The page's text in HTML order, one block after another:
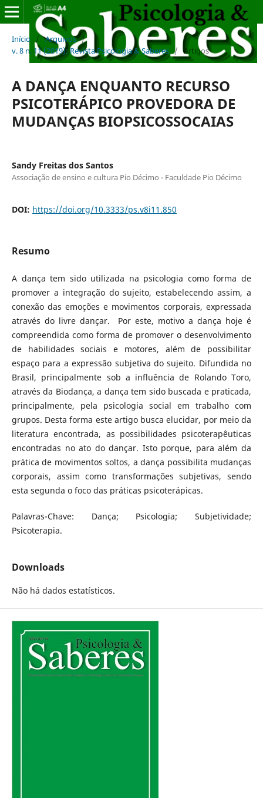
Início / Arquivos /
v. 8 n. 11 (2019): Revista Psicologia & Saberes / Artigos
A DANÇA ENQUANTO RECURSO
PSICOTERÁPICO PROVEDORA DE
MUDANÇAS BIOPSICOSSOCAIAS
Sandy Freitas dos Santos
Associação de ensino e cultura Pio Décimo - Faculdade Pio Décimo
DOI: https://doi.org/10.3333/ps.v8i11.850
Resumo
A dança tem sido utilizada na psicologia como forma de
promover a integração do sujeito, estabelecendo assim, a
conexão das emoções e movimentos corporais, expressada
através do livre dançar. Por este, motivo a dança hoje é
compreendida como forma de promover o desenvolvimento
de habilidades sociais e motores, além de possibilitar
espaço para a expressão subjetiva do sujeito. Difundida no
Brasil, principalmente sob a influência de Rolando Toro,
através da Biodança, a dança tem sido buscada e praticada,
principalmente, pela psicologia social em trabalho com
grupos. Desta forma este artigo busca elucidar, por meio da
literatura encontrada, as possibilidades psicoterapêuticas
encontradas no ato do dançar. Isto porque, para além da
prática de movimentos soltos, a dança possibilita mudanças
corporais, assim como transformações subjetivas, sendo
esta segunda o foco das práticas psicoterápicas.
Palavras-Chave: Dança; Psicologia; Subjetividade;
Psicoterapia.
Downloads
Não há dados estatísticos.